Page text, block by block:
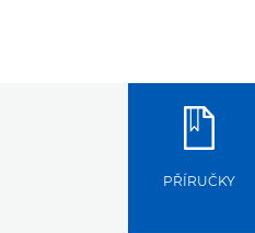
PŘÍRUČKY